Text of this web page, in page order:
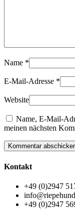
Name *
E-Mail-Adresse *
Website
Name, E-Mail-
meinen nächsten
Kommentar
Kontakt
+49 (0)2947
+49 (0)2947